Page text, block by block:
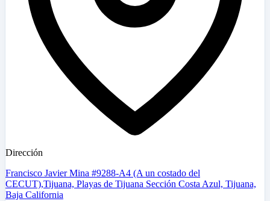
Dirección
Francisco Javier Mina #9288-A4 (A un costado del
CECUT),Tijuana, Playas de Tijuana Sección Costa Azul, Tijuana,
Baja California